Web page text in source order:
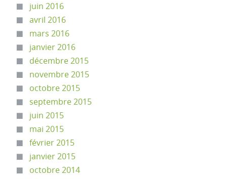
juin 2016
avril 2016
mars 2016
janvier 2016
décembre 2015
novembre 2015
octobre 2015
septembre 2015
juin 2015
mai 2015
février 2015
janvier 2015
octobre 2014